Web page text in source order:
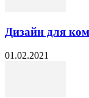
Дизайн для
01.02.2021